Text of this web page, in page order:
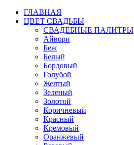
ГЛАВНАЯ
ЦВЕТ СВАДЬБЫ
СВАДЕБНЫЕ ПАЛИТРЫ
Айвори
Беж
Белый
Бордовый
Голубой
Желтый
Зеленый
Золотой
Коричневый
Красный
Кремовый
Оранжевый